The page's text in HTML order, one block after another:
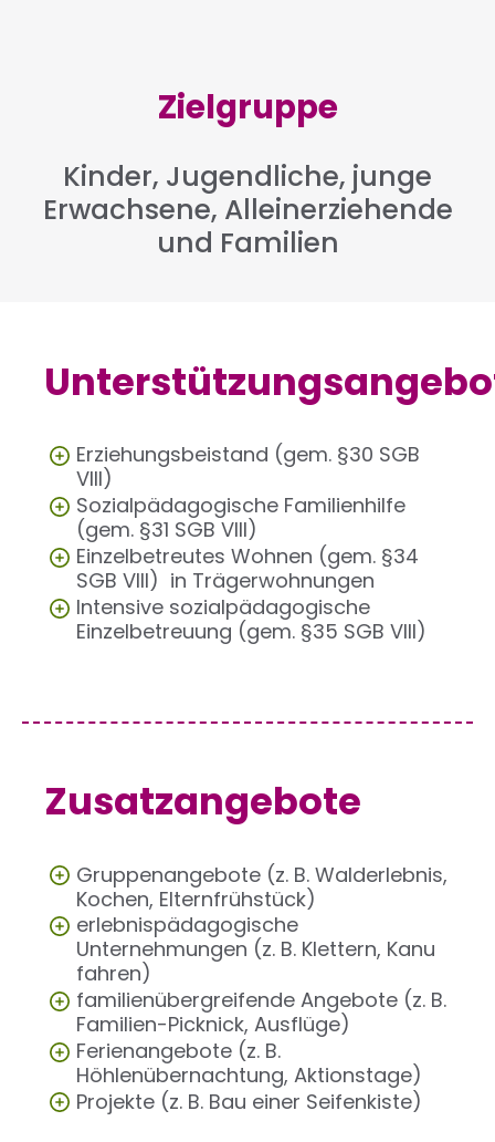
Zielgruppe
Kinder, Jugendliche, junge
Erwachsene, Alleinerziehende
und Familien
Erziehungsbeistand (gem. §30 SGB
VIII)
Sozialpädagogische Familienhilfe
(gem. §31 SGB VIII)
Einzelbetreutes Wohnen (gem. §34
SGB VIII) in Trägerwohnungen
Intensive sozialpädagogische
Einzelbetreuung (gem. §35 SGB VIII)
Zusatzangebote
Gruppenangebote (z. B. Walderlebnis,
Kochen, Elternfrühstück)
erlebnispädagogische
Unternehmungen (z. B. Klettern, Kanu
fahren)
familienübergreifende Angebote (z. B.
Familien-Picknick, Ausflüge)
Ferienangebote (z. B.
Höhlenübernachtung, Aktionstage)
Projekte (z. B. Bau einer Seifenkiste)